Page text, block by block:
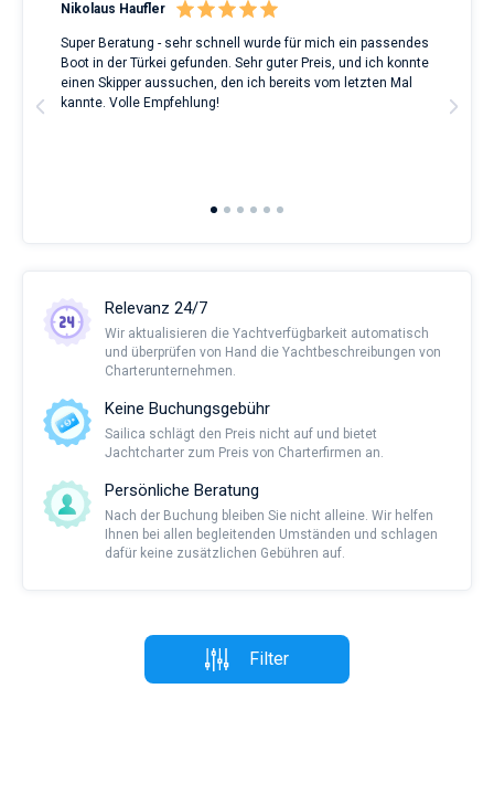
Nikolaus Haufler
Super Beratung - sehr schnell wurde für mich ein passendes
Boot in der Türkei gefunden. Sehr guter Preis, und ich konnte
einen Skipper aussuchen, den ich bereits vom letzten Mal
kannte. Volle Empfehlung!
Relevanz 24/7
Wir aktualisieren die Yachtverfügbarkeit automatisch
und überprüfen von Hand die Yachtbeschreibungen von
Charterunternehmen.
Keine Buchungsgebühr
Sailica schlägt den Preis nicht auf und bietet
Jachtcharter zum Preis von Charterfirmen an.
Persönliche Beratung
Nach der Buchung bleiben Sie nicht alleine. Wir helfen
Ihnen bei allen begleitenden Umständen und schlagen
dafür keine zusätzlichen Gebühren auf.
Filter